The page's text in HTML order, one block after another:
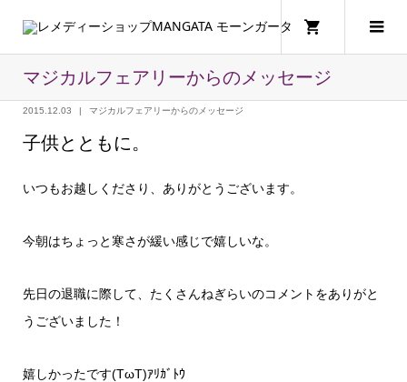
マジカルフェアリーからのメッセージ
2015.12.03 マジカルフェアリーからのメッセージ
子供とともに。
いつもお越しくださり、ありがとうございます。
今朝はちょっと寒さが緩い感じで嬉しいな。
先日の退職に際して、たくさんねぎらいのコメントをありがと
うございました！
嬉しかったです(TωT)ｱﾘｶﾞﾄｳ